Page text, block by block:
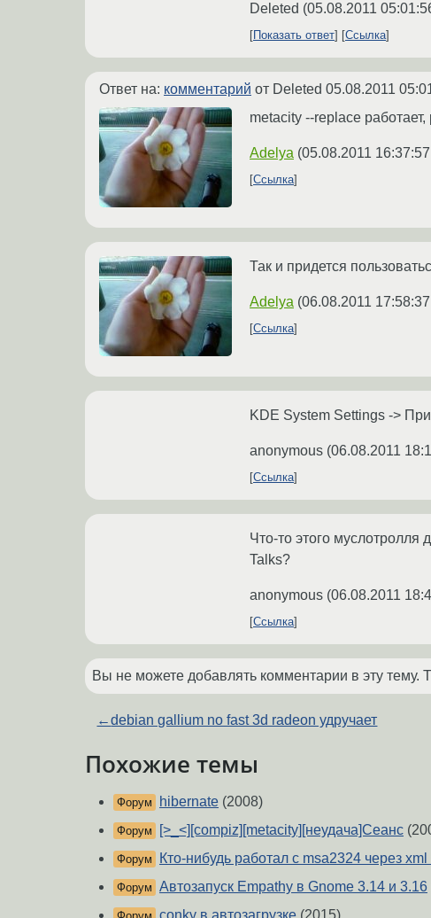
Deleted (05.08.2011
Показать ответ Ссылка
Ответ на: комментарий от Deleted 05.08.2011
metacity --replace
Adelya (05.08.2011
Ссылка
Так и придется
Adelya (06.08.2011
Ссылка
KDE System Settings ->
anonymous (06.08.2011
Ссылка
Что-то этого
Talks?
anonymous (06.08.2011
Ссылка
Вы не можете добавлять комментарии в эту
←debian gallium no fast 3d radeon удручает
Похожие темы
Форум hibernate (2008)
Форум [>_<][compiz][metacity][неудача]Сеанс
Форум Кто-нибудь работал с msa2324 через
Форум Автозапуск Empathy в Gnome 3.14 и 3.16
conky в автозагрузке (2015)